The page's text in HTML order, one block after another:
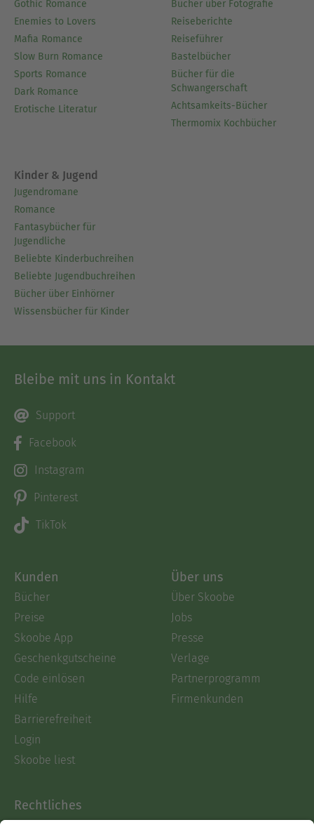
Gothic Romance
Enemies to Lovers
Mafia Romance
Slow Burn Romance
Sports Romance
Dark Romance
Erotische Literatur
Bücher über Fotografie
Reiseberichte
Reiseführer
Bastelbücher
Bücher für die
Schwangerschaft
Achtsamkeits-Bücher
Thermomix Kochbücher
Kinder & Jugend
Jugendromane
Romance
Fantasybücher für
Jugendliche
Beliebte Kinderbuchreihen
Beliebte Jugendbuchreihen
Bücher über Einhörner
Wissensbücher für Kinder
Bleibe mit uns in Kontakt
Support
Facebook
Instagram
Pinterest
TikTok
Kunden
Bücher
Preise
Skoobe App
Geschenkgutscheine
Code einlösen
Hilfe
Barrierefreiheit
Login
Skoobe liest
Über uns
Über Skoobe
Jobs
Presse
Verlage
Partnerprogramm
Firmenkunden
Rechtliches